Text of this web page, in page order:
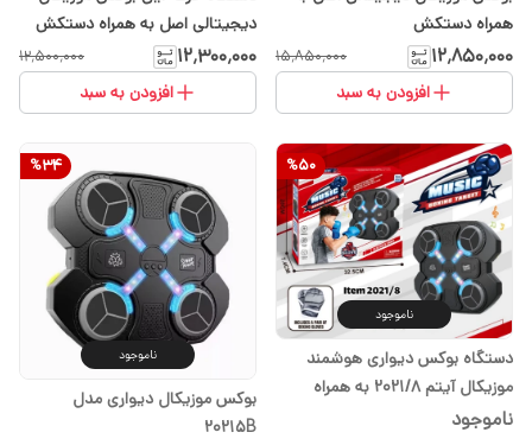
همراه دستکش
۱۲٬۸۵۰٬۰۰۰ ۱۵٬۸۵۰٬۰۰۰
افزودن به سبد
دیجیتالی اصل به همراه دستکش
حرفه ای
۱۲٬۳۰۰٬۰۰۰ ۱۲٬۵۰۰٬۰۰۰
افزودن به سبد
%50
ناموجود
دستگاه بوکس دیواری هوشمند
موزیکال آیتم 2021/8 به همراه
دستکش
ناموجود
%34
ناموجود
بوکس موزیکال دیواری مدل
20215B